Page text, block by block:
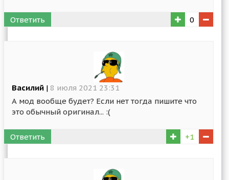
Ответить 0
Василий | 8 июля 2021 23:31
А мод вообще будет? Если нет тогда пишите что
это обычный оригинал... :(
Ответить +1